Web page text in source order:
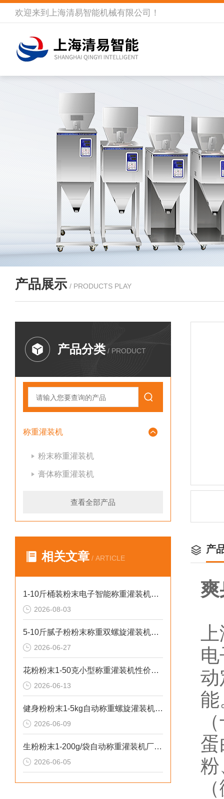
欢迎来到 上海清易智能机械有限公司 ！
产品展示 / PRODUCTS PLAY
产品分类 / PRODUCT
称重灌装机
粉末称重灌装机
膏体称重灌装机
查看全部产品
相关文章 / ARTICLE
1-10斤桶装粉末电子智能称重灌装机介绍
2026-08-03
5-10斤腻子粉粉末称重双螺旋灌装机厂家生产
2026-06-27
花粉粉末1-50克小型称重灌装机性价比高
2026-06-13
健身粉粉末1-5kg自动称重螺旋灌装机操作安全
2026-06-09
生粉粉末1-200g/袋自动称重灌装机厂家推荐
2026-06-05
产
动
粉